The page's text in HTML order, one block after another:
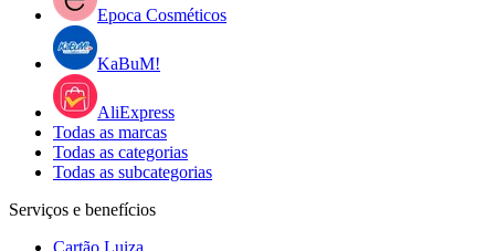
Epoca Cosméticos
KaBuM!
AliExpress
Todas as marcas
Todas as categorias
Todas as subcategorias
Serviços e benefícios
Cartão Luiza